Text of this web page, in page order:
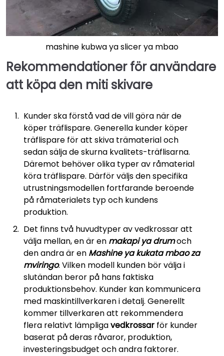
mashine kubwa ya slicer ya mbao
Rekommendationer för användare
att köpa den miti skivare
Kunder ska förstå vad de vill göra när de
köper träflispare. Generella kunder köper
träflispare för att skiva trämaterial och
sedan sälja de skurna kvalitets-träflisarna.
Däremot behöver olika typer av råmaterial
köra träflispare. Därför väljs den specifika
utrustningsmodellen fortfarande beroende
på råmaterialets typ och kundens
produktion.
Det finns två huvudtyper av vedkrossar att
välja mellan, en är en makapi ya drumoch
den andra är en Mashine ya kukata mbao za
mviringo. Vilken modell kunden bör välja i
slutändan beror på hans faktiska
produktionsbehov. Kunder kan kommunicera
med maskintillverkaren i detalj. Generellt
kommer tillverkaren att rekommendera
flera relativt lämpligavedkrossar för kunder
baserat på deras råvaror, produktion,
investeringsbudget och andra faktorer.